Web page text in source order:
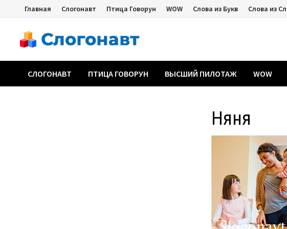
Перейти
содержимому
Главная Слогонавт Птица Говорун WOW Слова из Букв Слова из
СЛОГОНАВТ ПТИЦА ГОВОРУН ВЫСШИЙ ПИЛОТАЖ WOW
Няня